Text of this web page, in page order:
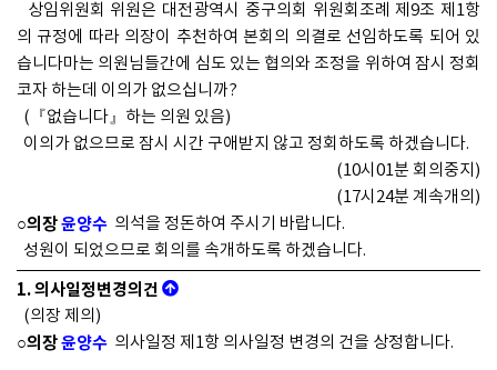
상임위원회 위원은 대전광역시 중구의회 위원회조례 제9조 제1항
의 규정에 따라 의장이 추천하여 본회의 의결로 선임하도록 되어 있
습니다마는 의원님들간에 심도 있는 협의와 조정을 위하여 잠시 정회
코자 하는데 이의가 없으십니까?
(『없습니다』하는 의원 있음)
이의가 없으므로 잠시 시간 구애받지 않고 정회하도록 하겠습니다.
(10시01분 회의중지)
(17시24분 계속개의)
○의장윤양수 의석을 정돈하여 주시기 바랍니다.
성원이 되었으므로 회의를 속개하도록 하겠습니다.
1. 의사일정변경의건
(의장 제의)
○의장윤양수 의사일정 제1항 의사일정 변경의 건을 상정합니다.